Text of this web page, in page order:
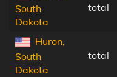
South
Dakota
total
Huron,
South
Dakota
total